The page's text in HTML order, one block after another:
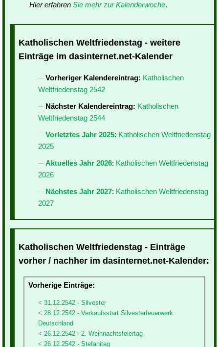
Hier erfahren Sie mehr zur Kalenderwoche.
Katholischen Weltfriedenstag - weitere
Einträge im dasinternet.net-Kalender
Vorheriger Kalendereintrag: Katholischen
Weltfriedenstag 2542
Nächster Kalendereintrag: Katholischen
Weltfriedenstag 2544
Vorletztes Jahr 2025: Katholischen Weltfriedenstag
2025
Aktuelles Jahr 2026: Katholischen Weltfriedenstag
2026
Nächstes Jahr 2027: Katholischen Weltfriedenstag
2027
Katholischen Weltfriedenstag - Einträge
vorher / nachher im dasinternet.net-Kalender:
Vorherige Einträge:
31.12.2542 - Silvester
28.12.2542 - Verkaufsstart Silvesterfeuerwerk
Deutschland
26.12.2542 - 2. Weihnachtsfeiertag
26.12.2542 - Stefanitag